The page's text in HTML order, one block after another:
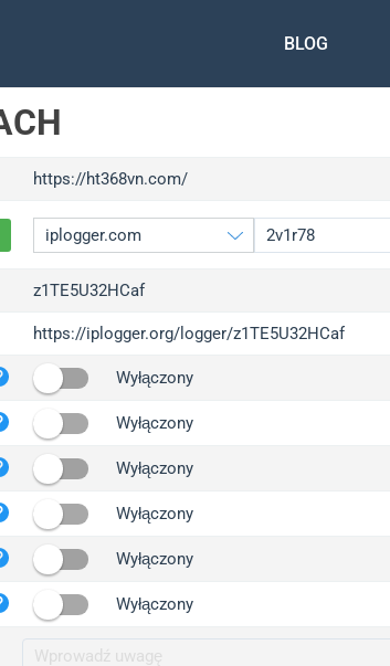
BLOG
https://ht368vn.com/
iplogger.org
wl.gl
ed.tc
iplogger.com
iplogger.co
2no.co
yip.su
z1TE5U32HCaf
https://iplogger.org/logger/z1TE5U32HCaf
Wyłączony
Wyłączony
Wyłączony
Wyłączony
Wyłączony
Wyłączony